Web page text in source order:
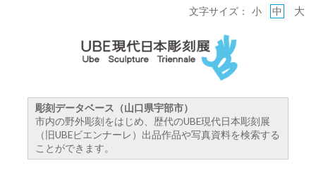
彫刻データベース（山口県宇部市）
市内の野外彫刻をはじめ、歴代のUBE現代日本彫刻展
（旧UBEビエンナーレ）出品作品や写真資料を検索する
ことができます。
文字サイズ： 小 中 大